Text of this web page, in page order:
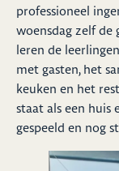
professioneel
woensdag zelf de
leren de
met gasten, het
keuken en het
staat als een huis
gespeeld en nog